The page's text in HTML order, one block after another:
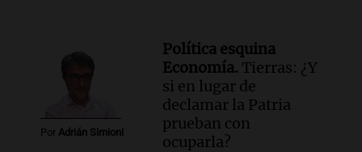
Por Adrián Simioni
Política esquina
Economía. Tierras: ¿Y
si en lugar de
declamar la Patria
prueban con
ocuparla?